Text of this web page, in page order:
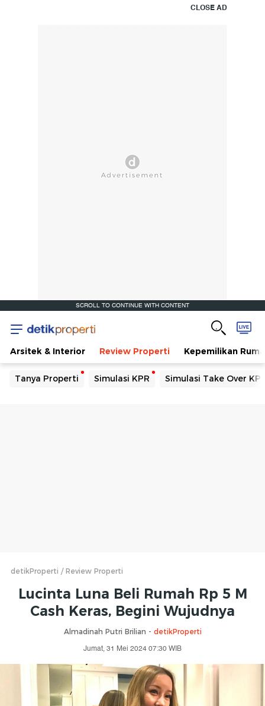
CLOSE AD
SCROLL TO CONTINUE WITH CONTENT
Arsitek & Interior Review Properti Kepemilikan
Tanya Properti Simulasi KPR Simulasi Take Over
detikProperti Review Properti
Lucinta Luna Beli Rumah Rp 5 M
Cash Keras, Begini Wujudnya
Almadinah Putri Brilian - detikProperti
Jumat, 31 Mei 2024 07:30 WIB